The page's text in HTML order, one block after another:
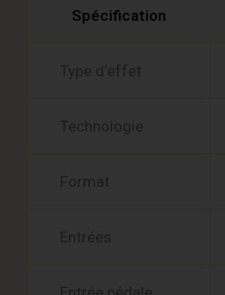
Spécification
Type d’effet
Technologie
Format
Entrées